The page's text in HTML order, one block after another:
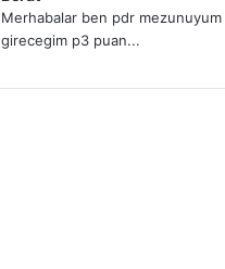
Merhabalar ben pdr mezunuyum
girecegim p3 puan...